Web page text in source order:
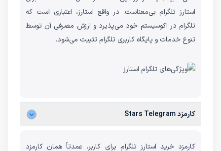
استارز تلگرام بی‌معناست. در واقع استارز، اعتباری است که
تلگرام در اکوسیستم خود می‌پذیرد و ارزش مصرفی‌ آن توسط
تنوع خدمات و پایگاه کاربری تلگرام تثبیت می‌شود.
کارمزد Stars Telegram
کارمزد خرید استارز تلگرام برای کاربر، عمدتاً همان کارمزد